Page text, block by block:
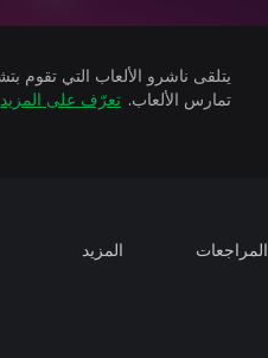
تمارس الألعاب. تعرّف على المزيد
المراجعات المزيد